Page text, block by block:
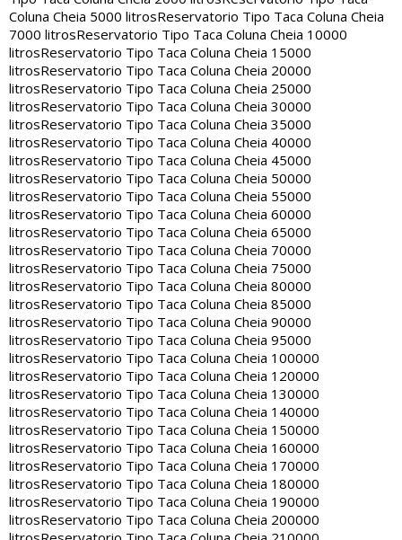
Coluna Cheia 5000 litrosReservatorio Tipo Taca Coluna Cheia
7000 litrosReservatorio Tipo Taca Coluna Cheia 10000
litrosReservatorio Tipo Taca Coluna Cheia 15000
litrosReservatorio Tipo Taca Coluna Cheia 20000
litrosReservatorio Tipo Taca Coluna Cheia 25000
litrosReservatorio Tipo Taca Coluna Cheia 30000
litrosReservatorio Tipo Taca Coluna Cheia 35000
litrosReservatorio Tipo Taca Coluna Cheia 40000
litrosReservatorio Tipo Taca Coluna Cheia 45000
litrosReservatorio Tipo Taca Coluna Cheia 50000
litrosReservatorio Tipo Taca Coluna Cheia 55000
litrosReservatorio Tipo Taca Coluna Cheia 60000
litrosReservatorio Tipo Taca Coluna Cheia 65000
litrosReservatorio Tipo Taca Coluna Cheia 70000
litrosReservatorio Tipo Taca Coluna Cheia 75000
litrosReservatorio Tipo Taca Coluna Cheia 80000
litrosReservatorio Tipo Taca Coluna Cheia 85000
litrosReservatorio Tipo Taca Coluna Cheia 90000
litrosReservatorio Tipo Taca Coluna Cheia 95000
litrosReservatorio Tipo Taca Coluna Cheia 100000
litrosReservatorio Tipo Taca Coluna Cheia 120000
litrosReservatorio Tipo Taca Coluna Cheia 130000
litrosReservatorio Tipo Taca Coluna Cheia 140000
litrosReservatorio Tipo Taca Coluna Cheia 150000
litrosReservatorio Tipo Taca Coluna Cheia 160000
litrosReservatorio Tipo Taca Coluna Cheia 170000
litrosReservatorio Tipo Taca Coluna Cheia 180000
litrosReservatorio Tipo Taca Coluna Cheia 190000
litrosReservatorio Tipo Taca Coluna Cheia 200000